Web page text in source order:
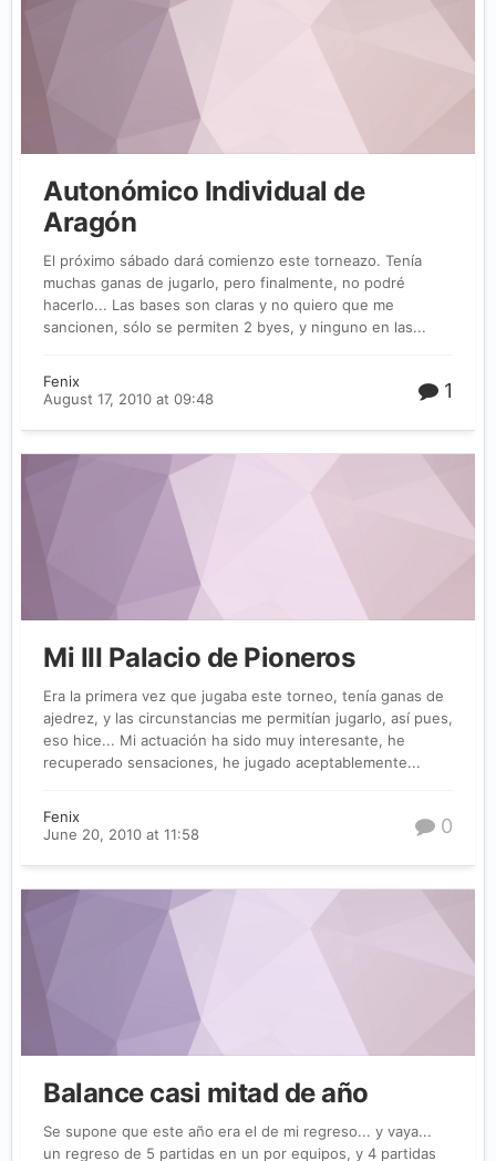
Autonómico Individual de
Aragón
El próximo sábado dará comienzo este torneazo. Tenía
muchas ganas de jugarlo, pero finalmente, no podré
hacerlo... Las bases son claras y no quiero que me
sancionen, sólo se permiten 2 byes, y ninguno en las...
Fenix
August 17, 2010 at 09:48
1
Mi III Palacio de Pioneros
Era la primera vez que jugaba este torneo, tenía ganas de
ajedrez, y las circunstancias me permitían jugarlo, así pues,
eso hice... Mi actuación ha sido muy interesante, he
recuperado sensaciones, he jugado aceptablemente...
Fenix
June 20, 2010 at 11:58
0
Balance casi mitad de año
Se supone que este año era el de mi regreso... y vaya...
un regreso de 5 partidas en un por equipos, y 4 partidas